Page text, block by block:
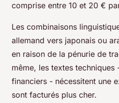
comprise entre 10 et 20 €
Les combinaisons
allemand vers japonais ou
en raison de la pénurie de
même, les textes
financiers - nécessitent une
sont facturés plus cher.